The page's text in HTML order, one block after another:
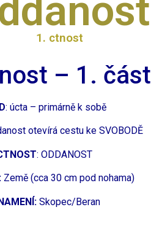
1. ctnost
– 1. část
: úcta – primárně k sobě
otevírá cestu ke SVOBODĚ
: ODDANOST
Země (cca 30 cm pod nohama)
Skopec/Beran